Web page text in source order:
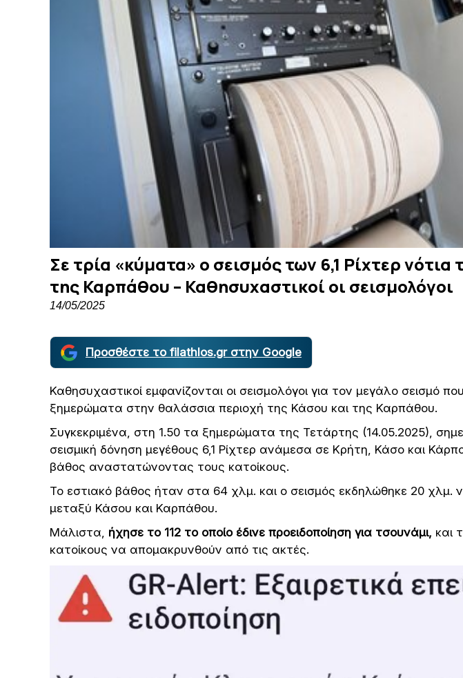
Σε τρία «κύματα» ο σεισμός των 6,1 Ρίχτερ νότια
της Καρπάθου – Καθησυχαστικοί οι σεισμολόγοι
14/05/2025
Προσθέστε το filathlos.gr στην Google
Καθησυχαστικοί εμφανίζονται οι σεισμολόγοι για τον μεγάλο σεισμό
ξημερώματα στην θαλάσσια περιοχή της Κάσου και της Καρπάθου.
Συγκεκριμένα, στη 1.50 τα ξημερώματα της Τετάρτης (14.05.2025),
σεισμική δόνηση μεγέθους 6,1 Ρίχτερ ανάμεσα σε Κρήτη, Κάσο και
βάθος αναστατώνοντας τους κατοίκους.
Το εστιακό βάθος ήταν στα 64 χλμ. και ο σεισμός εκδηλώθηκε 20 χλμ.
μεταξύ Κάσου και Καρπάθου.
Μάλιστα, ήχησε το 112 το οποίο έδινε προειδοποίηση για τσουνάμι, και
κατοίκους να απομακρυνθούν από τις ακτές.